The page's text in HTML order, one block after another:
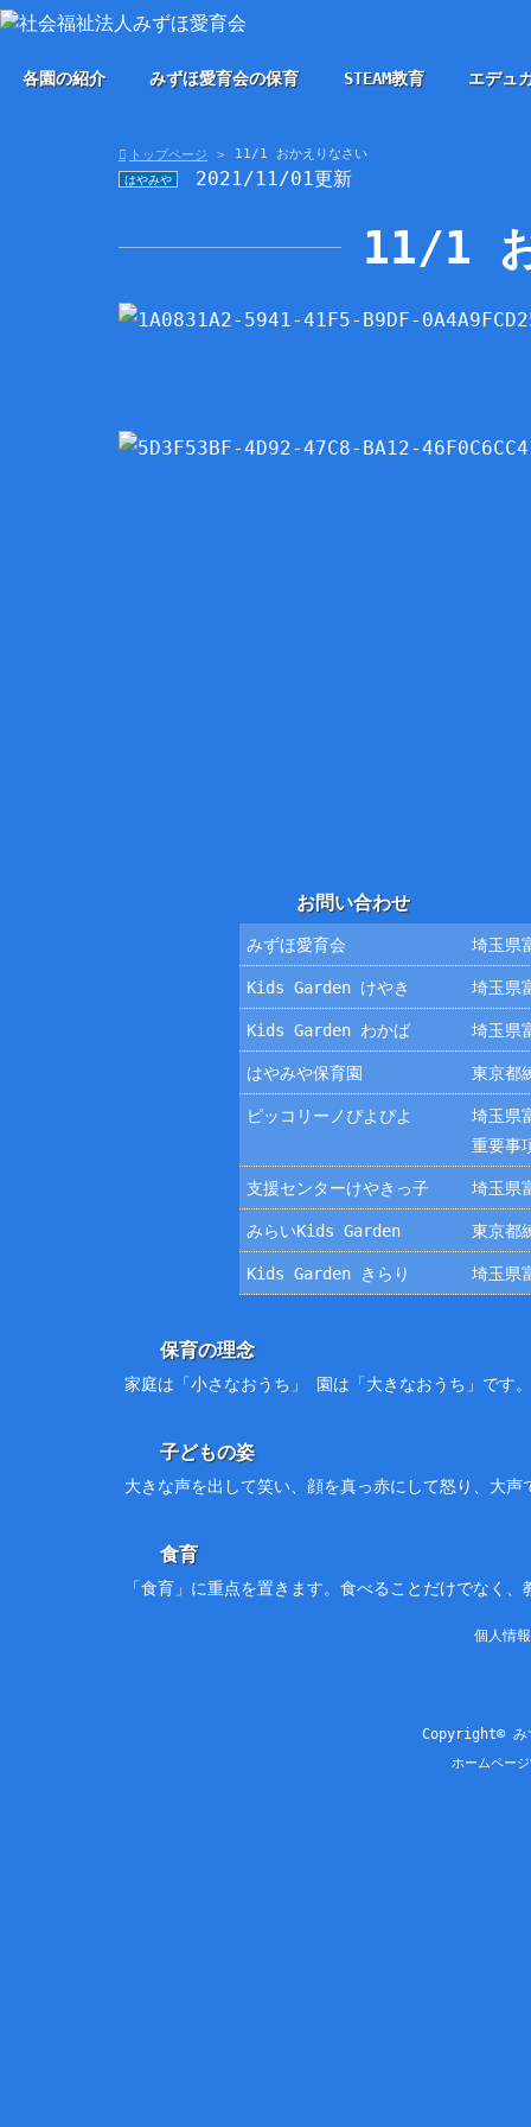
各園の紹介 みずほ愛育会の保育 STEAM教育 エデュ
トップページ 11/1 おかえりなさい
はやみや 2021/11/01更新
11/1
お問い合わせ
みずほ愛育会 埼玉県
Kids Garden けやき 埼玉県
Kids Garden わかば 埼玉県
はやみや保育園 東京都
ピッコリーノぴよぴよ
埼玉県
重要事
支援センターけやきっ子 埼玉県
みらいKids Garden 東京都
Kids Garden きらり 埼玉県
保育の理念
家庭は「小さなおうち」 園は「大きなおうち」です
子どもの姿
大きな声を出して笑い、顔を真っ赤にして怒り、大
食育
「食育」に重点を置きます。食べることだけでなく
個人情
Copyright© み
ホームペー